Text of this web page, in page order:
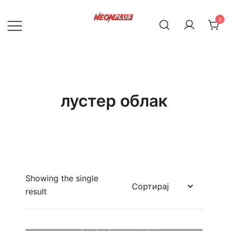
content
0
лустер облак
Showing the single
result